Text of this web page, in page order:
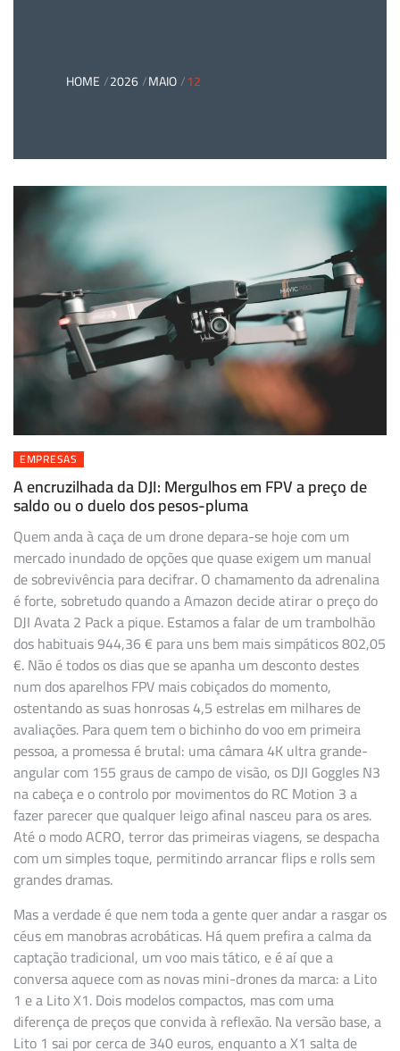
HOME 2026 MAIO 12
EMPRESAS
A encruzilhada da DJI: Mergulhos em FPV a preço de
saldo ou o duelo dos pesos-pluma
Quem anda à caça de um drone depara-se hoje com um
mercado inundado de opções que quase exigem um manual
de sobrevivência para decifrar. O chamamento da adrenalina
é forte, sobretudo quando a Amazon decide atirar o preço do
DJI Avata 2 Pack a pique. Estamos a falar de um trambolhão
dos habituais 944,36 € para uns bem mais simpáticos 802,05
€. Não é todos os dias que se apanha um desconto destes
num dos aparelhos FPV mais cobiçados do momento,
ostentando as suas honrosas 4,5 estrelas em milhares de
avaliações. Para quem tem o bichinho do voo em primeira
pessoa, a promessa é brutal: uma câmara 4K ultra grande-
angular com 155 graus de campo de visão, os DJI Goggles N3
na cabeça e o controlo por movimentos do RC Motion 3 a
fazer parecer que qualquer leigo afinal nasceu para os ares.
Até o modo ACRO, terror das primeiras viagens, se despacha
com um simples toque, permitindo arrancar flips e rolls sem
grandes dramas.
Mas a verdade é que nem toda a gente quer andar a rasgar os
céus em manobras acrobáticas. Há quem prefira a calma da
captação tradicional, um voo mais tático, e é aí que a
conversa aquece com as novas mini-drones da marca: a Lito
1 e a Lito X1. Dois modelos compactos, mas com uma
diferença de preços que convida à reflexão. Na versão base, a
Lito 1 sai por cerca de 340 euros, enquanto a X1 salta de